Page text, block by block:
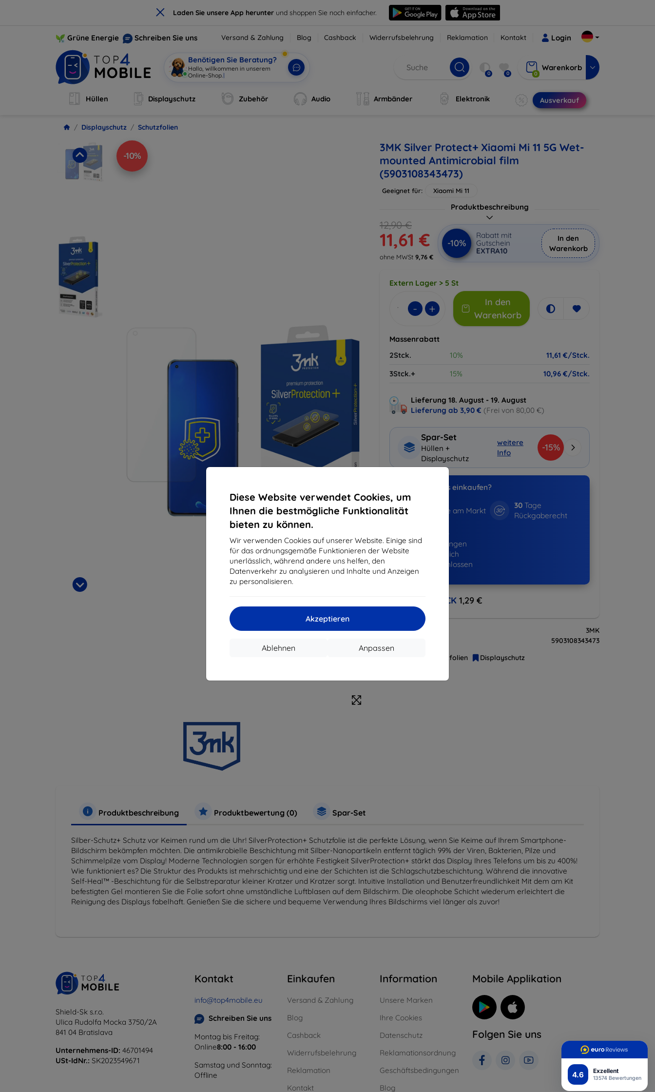
× Laden Sie unsere App herunter und shoppen Sie noch einfacher.
4.6 Exzellent
13574 Bewertungen
Diese Website verwendet Cookies, um
Ihnen die bestmögliche Funktionalität
bieten zu können.
Wir verwenden Cookies auf unserer Website. Einige sind
für das ordnungsgemäße Funktionieren der Website
unerlässlich, während andere uns helfen, den
Datenverkehr zu analysieren und Inhalte und Anzeigen
zu personalisieren.
Akzeptieren
Anpassen
Ablehnen
Grüne Energie Schreiben Sie uns Versand & Zahlung Blog Cashback Widerrufsbelehrung Reklamation Kontakt Login
Benötigen Sie Beratung?
Hallo, willkommen in unserem
Online-Shop. | 0 0 0
Warenkorb
Hüllen Displayschutz Zubehör Audio Armbänder Elektronik Ausverkauf
Displayschutz Schutzfolien
-10%
3MK Silver Protect+ Xiaomi Mi 11 5G Wet-
mounted Antimicrobial film
(5903108343473)
Geeignet für: Xiaomi Mi 11
Produktbeschreibung
12,90 €
11,61 €
ohne MWSt 9,76 €
-10%
Rabatt mit
Gutschein
EXTRA10
In den
Warenkorb
Extern Lager > 5 St
- +
In den
Warenkorb
Massenrabatt
2Stck.
10%
11,61 €/Stck.
3Stck.+
15% 10,96 €/Stck.
Lieferung 18. August - 19. August
Lieferung ab 3,90 € (Frei von 80,00 €)
Spar-Set
Hüllen +
Displayschutz
weitere
Info
-15%
Warum bei uns einkaufen?
Jahre am Markt
30Tage
Rückgaberecht
819530+
Bestellungen
erfolgreich
abgeschlossen
CASHBACK 1,29 €
Hersteller
3MK
5903108343473
Schutzfolien Displayschutz
Produktbeschreibung Produktbewertung (0) Spar-Set
Silber-Schutz+ Schutz vor Keimen rund um die Uhr! SilverProtection+ Schutzfolie ist die perfekte Lösung, wenn Sie Keime auf Ihrem Smartphone-
Bildschirm bekämpfen möchten. Die antimikrobielle Beschichtung mit Silber-Nanopartikeln entfernt täglich 99% der Viren, Bakterien, Pilze und
Schimmelpilze vom Display! Moderne Technologien sorgen für erhöhte Festigkeit SilverProtection+ stärkt das Display Ihres Telefons um bis zu 400%!
Wie funktioniert es? Die Struktur des Produkts ist mehrschichtig und eine der Schichten ist die Schlagschutzbeschichtung. Während die innovative
Self-Heal™ -Beschichtung für die Selbstreparatur kleiner Kratzer und Kratzer sorgt. Intuitive Installation und Benutzerfreundlichkeit Mit dem am Kit
befestigten Gel montieren Sie die Folie sofort ohne umständliche Luftblasen auf dem Bildschirm. Die oleophobe Schicht wiederum erleichtert die
Reinigung des Displays fabelhaft. Genießen Sie die sichere und bequeme Verwendung Ihres Bildschirms viel länger als zuvor!
Shield-Sk s.r.o.
Ulica Rudolfa Mocka 3750/2A
841 04 Bratislava
Unternehmens-ID: 46701494
USt-IdNr.: SK2023549671
Kontakt
info@top4mobile.eu
Schreiben Sie uns
Montag bis Freitag:
Online8:00 - 16:00
Samstag und Sonntag:
Offline
Einkaufen
Versand & Zahlung
Blog
Cashback
Widerrufsbelehrung
Reklamation
Kontakt
Information
Unsere Marken
Ihre Cookies
Datenschutz
Reklamationsordnung
Geschäftsbedingungen
Blog
Mobile Applikation
Folgen Sie uns